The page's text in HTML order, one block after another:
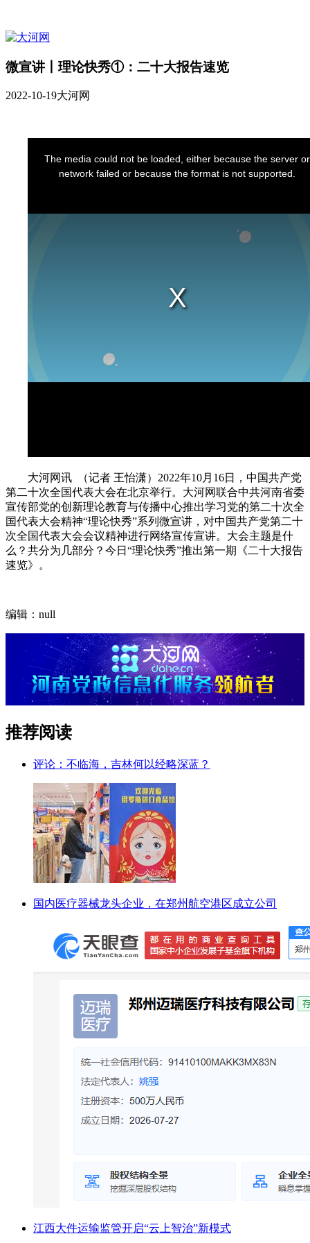
微宣讲丨理论快秀①：二十大报告速览
2022-10-19大河网
大河网讯 （记者 王怡潇）2022年10月16日，中国共产党
第二十次全国代表大会在北京举行。大河网联合中共河南省委
宣传部党的创新理论教育与传播中心推出学习党的第二十次全
国代表大会精神“理论快秀”系列微宣讲，对中国共产党第二十
次全国代表大会会议精神进行网络宣传宣讲。大会主题是什
么？共分为几部分？今日“理论快秀”推出第一期《二十大报告
速览》。
编辑：null
推荐阅读
评论：不临海，吉林何以经略深蓝？
国内医疗器械龙头企业，在郑州航空港区成立公司
江西大件运输监管开启“云上智治”新模式